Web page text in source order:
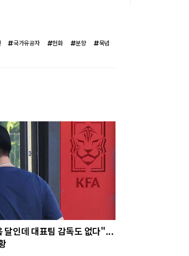
국가유공자 헌화 분향 묵념
달인데 대표팀 감독도 없다"...